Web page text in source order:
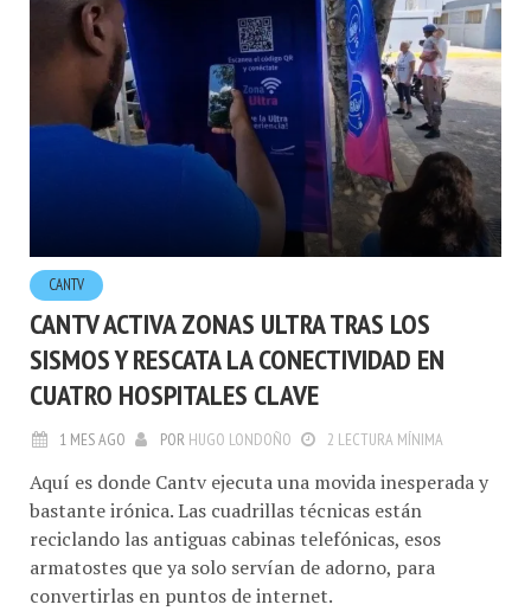
CANTV
CANTV ACTIVA ZONAS ULTRA TRAS LOS
SISMOS Y RESCATA LA CONECTIVIDAD EN
CUATRO HOSPITALES CLAVE
1 MES AGO POR HUGO LONDOÑO 2 LECTURA MÍNIMA
Aquí es donde Cantv ejecuta una movida inesperada y
bastante irónica. Las cuadrillas técnicas están
reciclando las antiguas cabinas telefónicas, esos
armatostes que ya solo servían de adorno, para
convertirlas en puntos de internet.